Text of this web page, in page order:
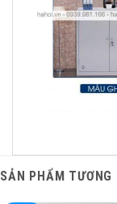
SẢN PHẨM TƯƠNG